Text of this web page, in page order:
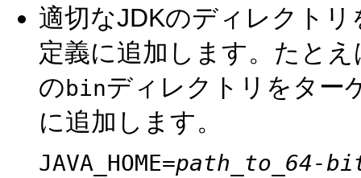
適切なJDKのディレクト
定義に追加します。たと
の binディレクトリをター
に追加します。
JAVA_HOME=path_to_64-